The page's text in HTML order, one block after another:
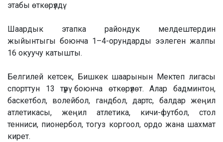
этабы өткөрүлдү.
Шаардык этапка райондук мелдештердин
жыйынтыгы боюнча 1–4-орундарды ээлеген жалпы
16 окуучу катышты.
Белгилей кетсек, Бишкек шаарынын Мектеп лигасы
спорттун 13 түрү боюнча өткөрүлөт. Алар бадминтон,
баскетбол, волейбол, гандбол, дартс, балдар жеңил
атлетикасы, жеңил атлетика, кичи-футбол, стол
тенниси, пионербол, тогуз коргоол, ордо жана шахмат
кирет.